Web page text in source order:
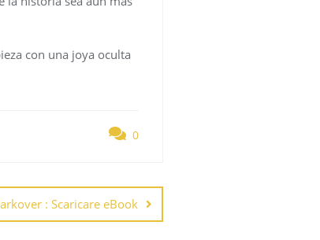
con una joya oculta
0
: Scaricare eBook